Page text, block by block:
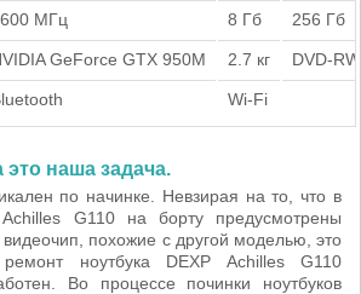
МГц 8 Гб 256 Гб
GeForce GTX 950M 2.7 кг DVD-RW
Wi-Fi
это наша задача.
по начинке. Невзирая на то, что в
G110 на борту предусмотрены
видеочип, похожие с другой моделью, это
ноутбука DEXP Achilles G110
Во процессе починки ноутбуков